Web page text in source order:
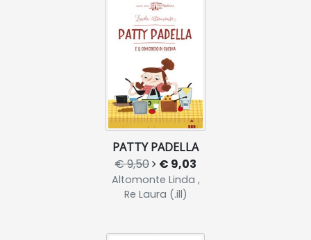
PATTY PADELLA
€ 9,50 € 9,03
Altomonte Linda ,
Re Laura (.ill)